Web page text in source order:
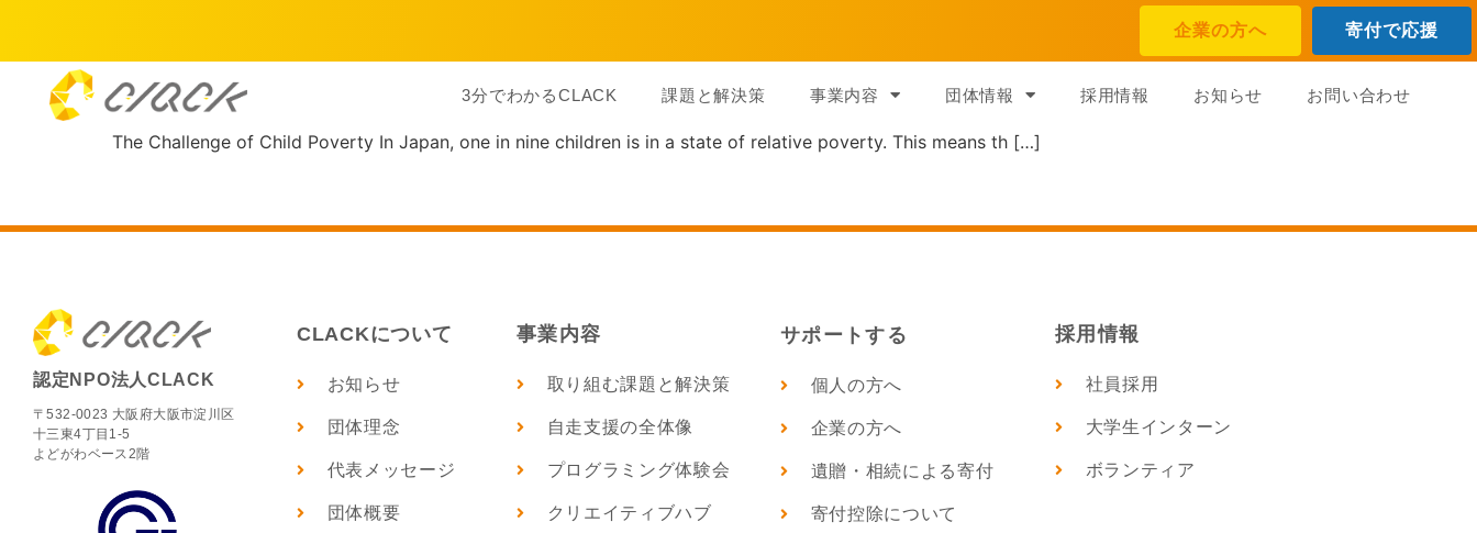
企業の方へ 寄付で応援
3分でわかるCLACK 課題と解決策 事業内容 団体情報 採用情報 お知らせ お問い合わせ
The Challenge of Child Poverty In Japan, one in nine children is in a state of relative poverty. This means th […]
認定NPO法人CLACK
〒532-0023 大阪府大阪市淀川区
十三東4丁目1-5
よどがわベース2階
CLACKについて
お知らせ
団体理念
代表メッセージ
団体概要
事業内容
取り組む課題と解決策
自走支援の全体像
プログラミング体験会
クリエイティブハブ
サポートする
個人の方へ
企業の方へ
遺贈・相続による寄付
寄付控除について
採用情報
社員採用
大学生インターン
ボランティア